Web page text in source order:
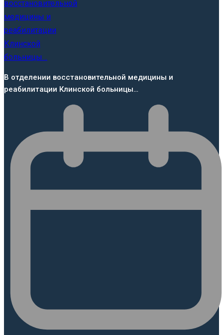
В отделении восстановительной медицины и
реабилитации Клинской больницы…